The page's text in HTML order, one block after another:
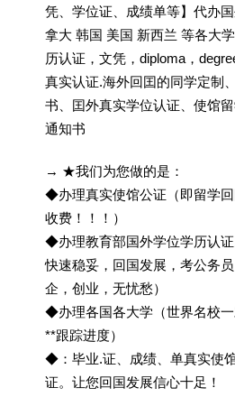
凭、学位证、成绩单等】代办
拿大 韩国 美国 新西兰 等各大
历认证，文凭，diploma，
真实认证.海外回囯的同学定制
书、囯外真实学位认证、使馆
通知书
→ ★我们为您做的是：
◆办理真实使馆公证（即留学
收费！！！）
◆办理教育部国外学位学历认证
快速稳妥，回国发展，考公务
企，创业，无忧愁）
◆办理各国各大学（世界名校
**跟踪进度）
◆：毕业.证、成绩、单真实使
证。让您回国发展信心十足！